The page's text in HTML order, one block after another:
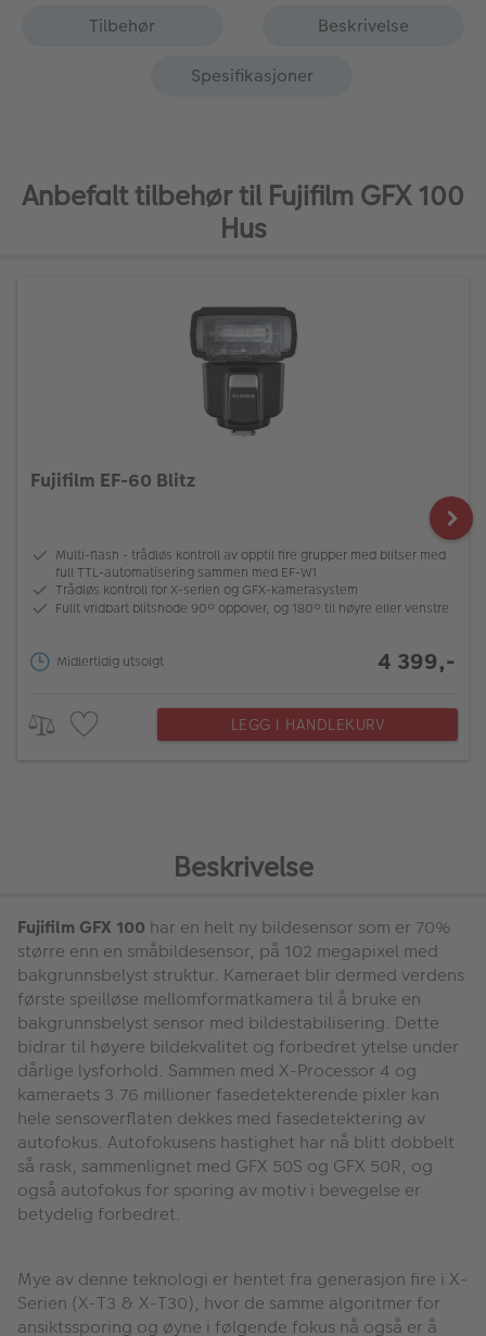
Tilbehør
Beskrivelse
Spesifikasjoner
Anbefalt tilbehør til Fujifilm GFX 100
Hus
Fujifilm EF-60 Blitz
Multi-flash - trådløs kontroll av opptil fire grupper med blitser med
full TTL-automatisering sammen med EF-W1
Trådløs kontroll for X-serien og GFX-kamerasystem
Fullt vridbart blitshode 90º oppover, og 180º til høyre eller venstre
Midlertidig utsolgt 4 399,-
LEGG I HANDLEKURV
Beskrivelse
Fujifilm GFX 100 har en helt ny bildesensor som er 70%
større enn en småbildesensor, på 102 megapixel med
bakgrunnsbelyst struktur. Kameraet blir dermed verdens
første speilløse mellomformatkamera til å bruke en
bakgrunnsbelyst sensor med bildestabilisering. Dette
bidrar til høyere bildekvalitet og forbedret ytelse under
dårlige lysforhold. Sammen med X-Processor 4 og
kameraets 3.76 millioner fasedetekterende pixler kan
hele sensoverflaten dekkes med fasedetektering av
autofokus. Autofokusens hastighet har nå blitt dobbelt
så rask, sammenlignet med GFX 50S og GFX 50R, og
også autofokus for sporing av motiv i bevegelse er
betydelig forbedret.
Mye av denne teknologi er hentet fra generasjon fire i X-
Serien (X-T3 & X-T30), hvor de samme algoritmer for
ansiktssporing og øyne i følgende fokus nå også er å